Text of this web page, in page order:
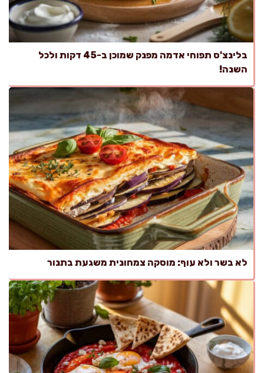
בלינצ'ס תפוחי אדמה מפנק שמוכן ב-45 דקות ולכל
השנה!
לא בשר ולא עוף: מוסקה צמחונית משגעת בתנור